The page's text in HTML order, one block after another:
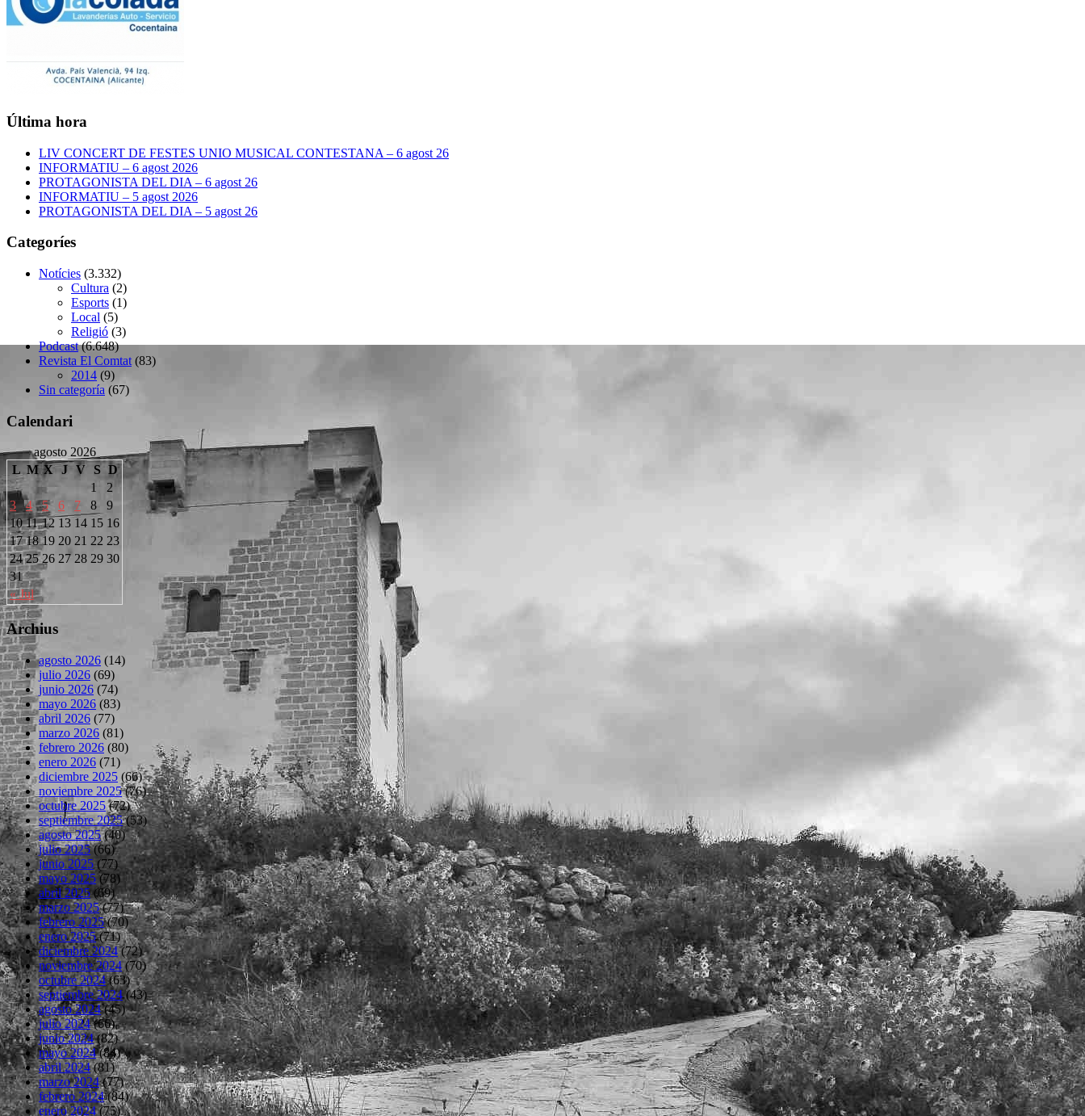
Última hora
LIV CONCERT DE FESTES UNIO MUSICAL CONTESTANA – 6 agost 26
INFORMATIU – 6 agost 2026
PROTAGONISTA DEL DIA – 6 agost 26
INFORMATIU – 5 agost 2026
PROTAGONISTA DEL DIA – 5 agost 26
Categoríes
Notícies (3.332)
Cultura (2)
Esports (1)
Local (5)
Religió (3)
Podcast(6.648)
Revista El Comtat (83)
2014 (9)
Sin categoría (67)
Calendari
agosto 2026
L M X J V S D
« Jul
1
2
3
4 5 6 7 8
9
10 11 12 13 14 15 16
17 18 19 20 21 22 23
24 25 26 27 28 29 30
31
Archius
agosto 2026 (14)
julio 2026 (69)
junio 2026 (74)
mayo 2026 (83)
abril 2026 (77)
marzo 2026 (81)
febrero 2026 (80)
enero 2026 (71)
diciembre 2025 (66)
noviembre 2025(76)
octubre 2025(72)
septiembre 2025(53)
agosto 2025(40)
julio 2025(66)
junio 2025(77)
mayo 2025 (78)
abril 2025(69)
marzo 2025(77)
febrero 2025(70)
enero 2025(71)
diciembre 2024(72)
noviembre 2024(70)
octubre 2024(63)
septiembre 2024(43)
agosto 2024(45)
julio 2024(66)
junio 2024(82)
mayo 2024(84)
abril 2024(81)
marzo 2024(77)
febrero 2024(84)
enero 2024(75)